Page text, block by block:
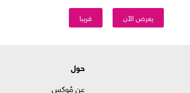
يعرض الآن قريبا
حول
عن ڤوكس